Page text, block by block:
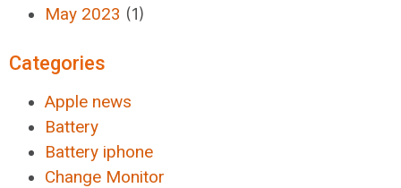
May 2023 (1)
Categories
Apple news
Battery
Battery iphone
Change Monitor